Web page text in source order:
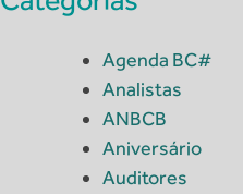
Agenda BC#
Analistas
ANBCB
Aniversário
Auditores